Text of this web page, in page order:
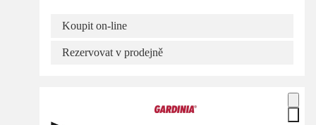
Koupit on-line
Rezervovat v prodejně